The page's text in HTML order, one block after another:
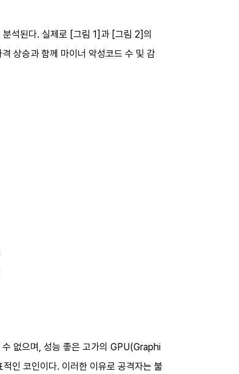
석된다. 실제로 [그림 1]과 [그림 2]의
상승과 함께 마이너 악성코드 수 및 감
없으며, 성능 좋은 고가의 GPU(Graphi
코인이다. 이러한 이유로 공격자는 불